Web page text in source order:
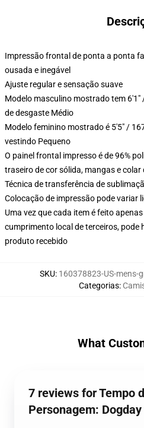
Impressão frontal de ponta a ponta
ousada e inegável
Ajuste regular e sensação suave
Modelo masculino mostrado tem
de desgaste Médio
Modelo feminino mostrado é 5'5" /
vestindo Pequeno
O painel frontal impresso é de 96%
traseiro de cor sólida, mangas e
Técnica de transferência de
Colocação de impressão pode variar
Uma vez que cada item é feito
cumprimento local de terceiros, pode
produto recebido
SKU: 160378823-US-mens-
Categorias:
What
7 reviews for Tempo
Personagem: